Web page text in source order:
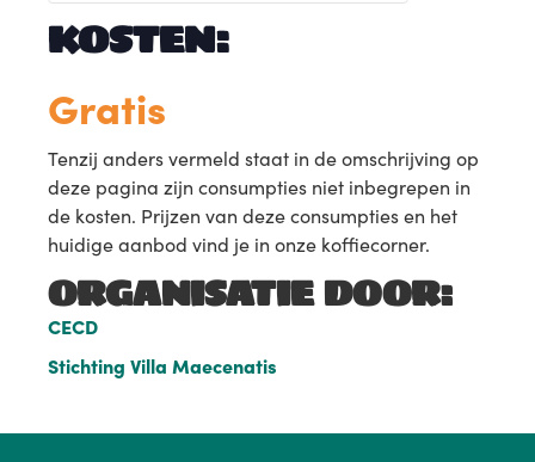
KOSTEN:
Gratis
Tenzij anders vermeld staat in de omschrijving op
deze pagina zijn consumpties niet inbegrepen in
de kosten. Prijzen van deze consumpties en het
huidige aanbod vind je in onze koffiecorner.
ORGANISATIE DOOR:
CECD
Stichting Villa Maecenatis